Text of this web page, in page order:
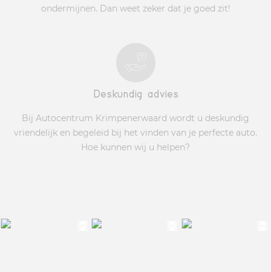
ondermijnen. Dan weet zeker dat je goed zit!
Deskundig advies
Bij Autocentrum Krimpenerwaard wordt u deskundig
vriendelijk en begeleid bij het vinden van je perfecte auto.
Hoe kunnen wij u helpen?